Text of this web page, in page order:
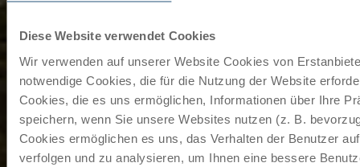
Diese Website verwendet Cookies
Wir verwenden auf unserer Website Cookies von
notwendige Cookies, die für die Nutzung der Website
Cookies, die es uns ermöglichen, Informationen über Ihre
speichern, wenn Sie unsere Websites nutzen (z. B.
Cookies ermöglichen es uns, das Verhalten der Benutzer
verfolgen und zu analysieren, um Ihnen eine bessere